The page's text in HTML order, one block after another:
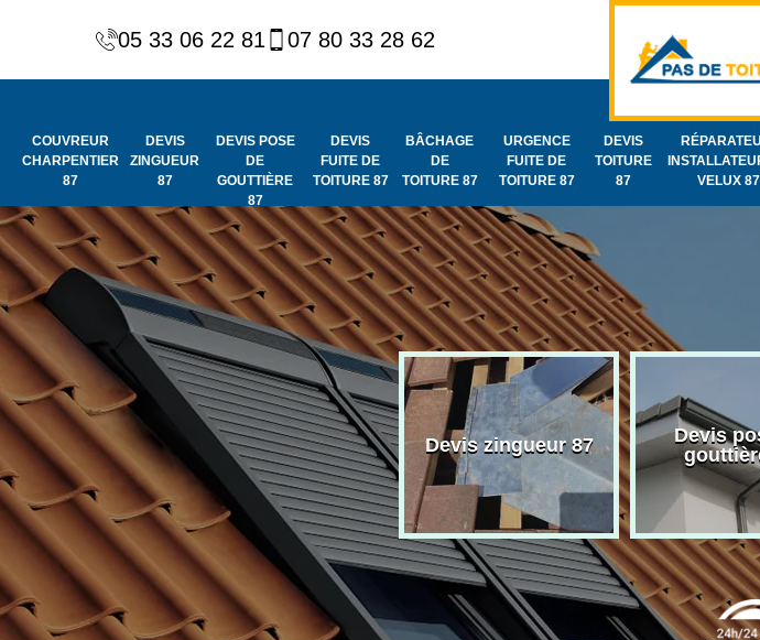
05 33 06 22 81 07 80 33 28 62
COUVREUR
CHARPENTIER
87
DEVIS
ZINGUEUR
87
DEVIS POSE
DE
GOUTTIÈRE
87
DEVIS
FUITE DE
TOITURE 87
BÂCHAGE
DE
TOITURE 87
URGENCE
FUITE DE
TOITURE 87
DEVIS
TOITURE
87
VELUX 87
et
de
toiture 87
Couvreur
charpentier 87
Devis zingueur 87
Devis